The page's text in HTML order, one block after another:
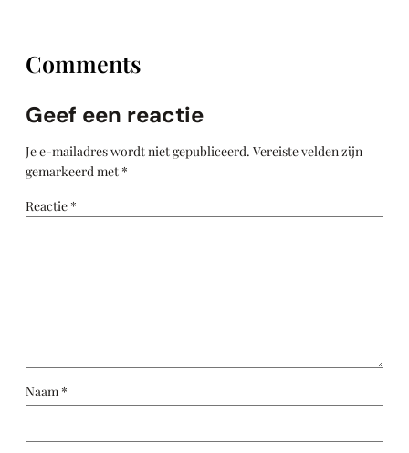
Comments
Geef een reactie
Je e-mailadres wordt niet gepubliceerd. Vereiste velden zijn
gemarkeerd met *
Reactie *
Naam *